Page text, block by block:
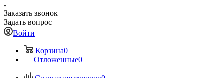
Заказать звонок
Задать вопрос
Войти
Корзина0
Отложенные0